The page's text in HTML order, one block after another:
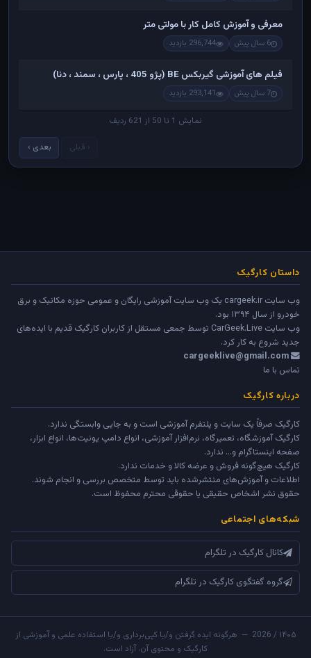
معرفی و آموزش کامل کار با مولتی متر
6 سال پیش 296,744 بازدید
فیلم های آموزشی گیربکس BE (پژو 405 ، پارس ، سمند ، دنا)
7 سال پیش 293,141 بازدید
نمایش 1 تا 50 از 621 ردیف
‹ قبلی بعدی ›
داستان کارگیک
وب سایت cargeek.ir یک وب سایت آموزشی رایگان و عمومی حوزه مکانیک و برق
خودرو از سال ۱۳۹۴ بود.
وب سایت CarGeek.Live توسط جمعی مستقل از کاربران کارگیک قدیم با ایده‌های
جدید شروع به کار کرد.
cargeeklive@gmail.com
تماس با ما
درباره کارگیک
کارگیک صرفاً یک سایت و پلتفرم آموزشی است و به جایی وابستگی ندارد.
کارگیک آموزشگاه، تعمیرگاه، نرم‌افزار آموزشی، انواع دامپ یونیت‌ها، انواع ابزار،
صفحه اینستاگرام و... ندارد.
کارگیک هیچ‌گونه فروش و عرضه کالا و خدمات ندارد.
اطلاعات و آموزش‌های منتشرشده باید توسط متخصص بررسی و انجام شوند.
حقوق نشر اشخاص حقیقی یا حقوقی محترم محفوظ است.
شبکه‌های اجتماعی
کانال کارگیک در تلگرام
گروه گفتگوی کارگیک در تلگرام
۱۴۰۵ / 2026 — هرگونه ایده گرفتن و/یا کپی‌برداری و/یا استفاده علمی و آموزشی از
کارگیک و محتوی آن، آزاد است.